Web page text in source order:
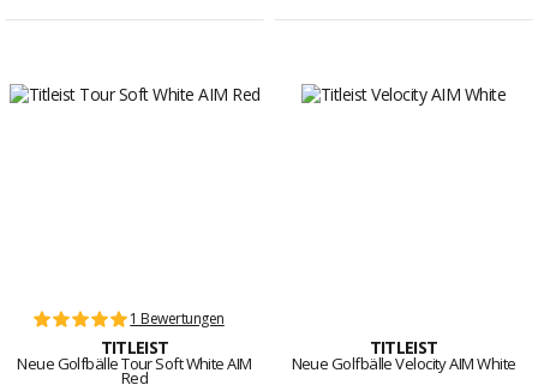
1 Bewertungen
TITLEIST
Neue Golfbälle Tour Soft White AIM
Red
TITLEIST
Neue Golfbälle Velocity AIM White